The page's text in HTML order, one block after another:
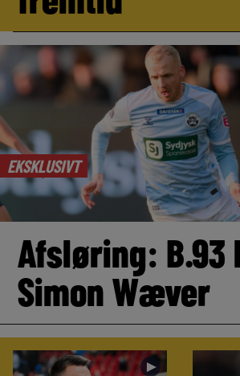
EKSKLUSIVT
Afsløring: B.93
Simon Wæver
►